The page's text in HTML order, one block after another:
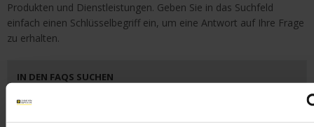
Produkten und Dienstleistungen. Geben Sie in das Suchfeld
einfach einen Schlüsselbegriff ein, um eine Antwort auf Ihre Frage
zu erhalten.
IN DEN FAQS SUCHEN
Schlüsselwörter :